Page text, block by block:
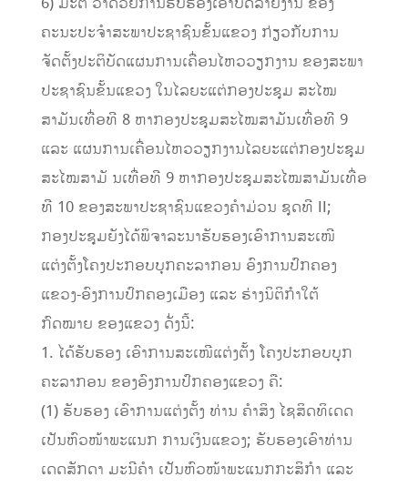
ຄະນະປະຈຳສະພາປະຊາຊົນຂັ້ນແຂວງ ກ່ຽວກັບການ
ຈັດຕັ້ງປະຕິບັດແຜນການເຄື່ອນໄຫວວຽກງານ ຂອງສະພາ
ປະຊາຊົນຂັ້ນແຂວງ ໃນໄລຍະແຕ່ກອງປະຊຸມ ສະໄໝ
ສາມັນເທື່ອທີ 8 ຫາກອງປະຊຸມສະໄໝສາມັນເທື່ອທີ 9
ແລະ ແຜນການເຄື່ອນໄຫວວຽກງານໄລຍະແຕ່ກອງປະຊຸມ
ສະໄໝສາມັ ນເທື່ອທີ 9 ຫາກອງປະຊຸມສະໄໝສາມັນເທື່ອ
ທີ 10 ຂອງສະພາປະຊາຊົນແຂວງຄໍາມ່ວນ ຊຸດທີ II;
ກອງປະຊຸມຍັງໄດ້ພິຈາລະນາຮັບຮອງເອົາການສະເໜີ
ແຕ່ງຕັ້ງໂຄງປະກອບບຸກຄະລາກອນ ອົງການປົກຄອງ
ແຂວງ-ອົງການປົກຄອງເມືອງ ແລະ ຮ່າງນິຕິກໍາໃຕ້
ກົດໝາຍ ຂອງແຂວງ ດັ່ງນີ້:
1. ໄດ້ຮັບຮອງ ເອົາການສະເໜີແຕ່ງຕັ້ງ ໂຄງປະກອບບຸກ
ຄະລາກອນ ຂອງອົງການປົກຄອງແຂວງ ຄື:
(1) ຮັບຮອງ ເອົາການແຕ່ງຕັ້ງ ທ່ານ ຄຳສິງ ໄຊສິດທິເດດ
ເປັນຫົວໜ້າພະແນກ ການເງິນແຂວງ; ຮັບຮອງເອົາທ່ານ
ເດດສັກດາ ມະນີຄຳ ເປັນຫົວໜ້າພະແນກກະສິກຳ ແລະ